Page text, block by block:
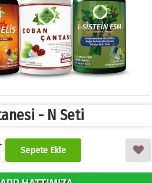
- N Seti
Sepete Ekle